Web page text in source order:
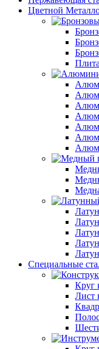
Цветной
Специальные
Круг
Лист